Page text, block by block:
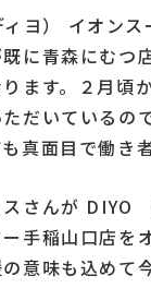
ヨ） イオンス
に青森にむつ
ます。２月頃
だいているの
真面目で働き
さんが DIYO
手稲山口店を
意味も込めて